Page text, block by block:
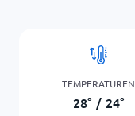
TEMPERATUREN
28° / 24°